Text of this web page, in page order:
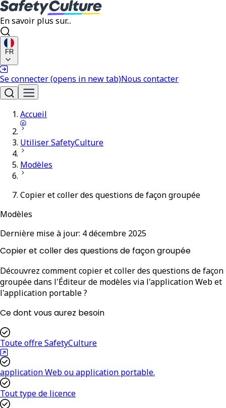
En savoir plus sur...
FR
Se connecter(opens in new tab)Nous contacter
Accueil
Utiliser SafetyCulture
Modèles
Copier et coller des questions de façon groupée
Modèles
Dernière mise à jour: 4 décembre 2025
Copier et coller des questions de façon groupée
Découvrez comment copier et coller des questions de façon
groupée dans l'Éditeur de modèles via l'application Web et
l'application portable ?
Ce dont vous aurez besoin
Toute offre SafetyCulture
application Web ou application portable.
Tout type de licence